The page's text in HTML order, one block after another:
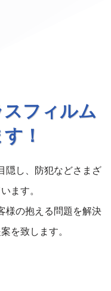
フィルム
！
隠し、防犯などさまざ
ます。
様の抱える問題を解決
を致します。